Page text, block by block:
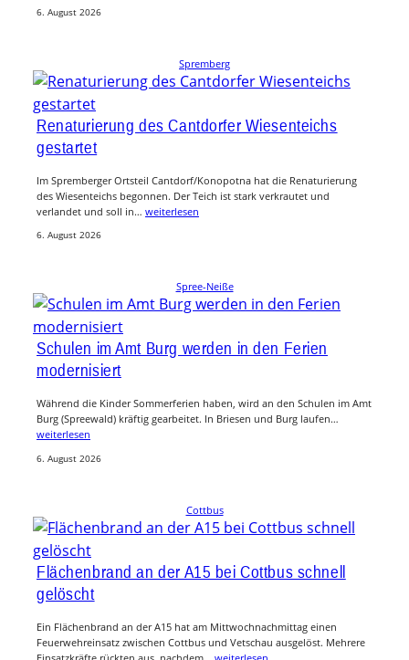
6. August 2026
Spremberg
Renaturierung des Cantdorfer Wiesenteichs
gestartet
Im Spremberger Ortsteil Cantdorf/Konopotna hat die Renaturierung
des Wiesenteichs begonnen. Der Teich ist stark verkrautet und
verlandet und soll in… weiterlesen
6. August 2026
Spree-Neiße
Schulen im Amt Burg werden in den Ferien
modernisiert
Während die Kinder Sommerferien haben, wird an den Schulen im Amt
Burg (Spreewald) kräftig gearbeitet. In Briesen und Burg laufen…
weiterlesen
6. August 2026
Cottbus
Flächenbrand an der A15 bei Cottbus schnell
gelöscht
Ein Flächenbrand an der A15 hat am Mittwochnachmittag einen
Feuerwehreinsatz zwischen Cottbus und Vetschau ausgelöst. Mehrere